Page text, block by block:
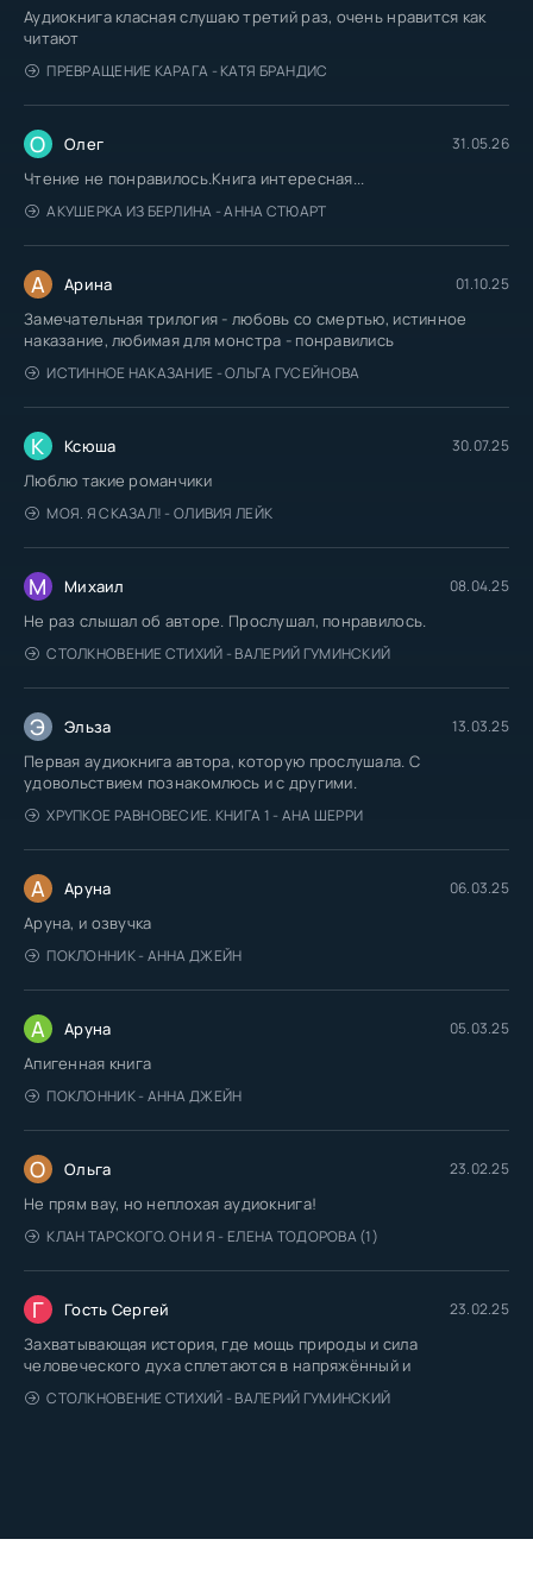
Аудиокнига класная слушаю третий раз, очень нравится как
читают
ПРЕВРАЩЕНИЕ КАРАГА - КАТЯ БРАНДИС
О Олег 31.05.26
Чтение не понравилось.Книга интересная...
АКУШЕРКА ИЗ БЕРЛИНА - АННА СТЮАРТ
А Арина 01.10.25
Замечательная трилогия - любовь со смертью, истинное
наказание, любимая для монстра - понравились
ИСТИННОЕ НАКАЗАНИЕ - ОЛЬГА ГУСЕЙНОВА
К Ксюша 30.07.25
Люблю такие романчики
МОЯ. Я СКАЗАЛ! - ОЛИВИЯ ЛЕЙК
М Михаил 08.04.25
Не раз слышал об авторе. Прослушал, понравилось.
СТОЛКНОВЕНИЕ СТИХИЙ - ВАЛЕРИЙ ГУМИНСКИЙ
Э Эльза 13.03.25
Первая аудиокнига автора, которую прослушала. С
удовольствием познакомлюсь и с другими.
ХРУПКОЕ РАВНОВЕСИЕ. КНИГА 1 - АНА ШЕРРИ
А Аруна 06.03.25
Аруна, и озвучка
ПОКЛОННИК - АННА ДЖЕЙН
А Аруна 05.03.25
Апигенная книга
ПОКЛОННИК - АННА ДЖЕЙН
О Ольга 23.02.25
Не прям вау, но неплохая аудиокнига!
КЛАН ТАРСКОГО. ОН И Я - ЕЛЕНА ТОДОРОВА (1)
Г Гость Сергей 23.02.25
Захватывающая история, где мощь природы и сила
человеческого духа сплетаются в напряжённый и
СТОЛКНОВЕНИЕ СТИХИЙ - ВАЛЕРИЙ ГУМИНСКИЙ